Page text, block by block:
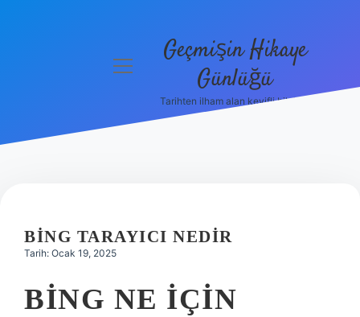
Hakkımızda
menüyü
Geçmişin Hikaye
Günlüğü
Tarihten ilham alan keyifli bilgiler!
BING TARAYICI NEDIR
Tarih: Ocak 19, 2025
BING NE IÇIN